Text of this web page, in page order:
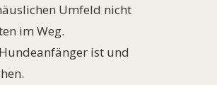
Umfeld nicht
im Weg.
ist und